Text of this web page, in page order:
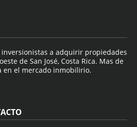
a adquirir propiedades
de San José, Costa Rica. Mas de
en el mercado inmobilirio.